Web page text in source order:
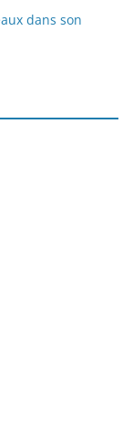
dans son